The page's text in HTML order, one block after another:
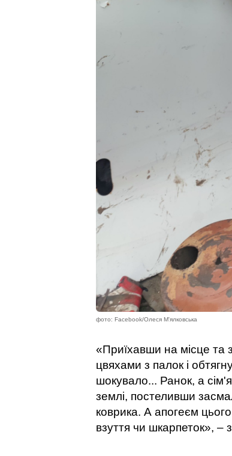
фото: Facebook/Олеся М'ялковська
«Приїхавши на місце та
цвяхами з палок і
шокувало... Ранок, а
землі, постеливши
коврика. А апогеєм
взуття чи шкарпеток», –